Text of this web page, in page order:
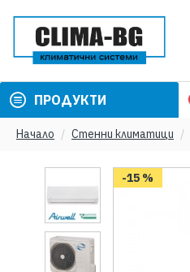
ПРОДУКТИ
Начало Стенни климатици
-15 %